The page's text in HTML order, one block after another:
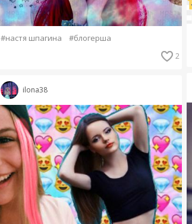
#настя шпагина #блогерша
2
ilona38